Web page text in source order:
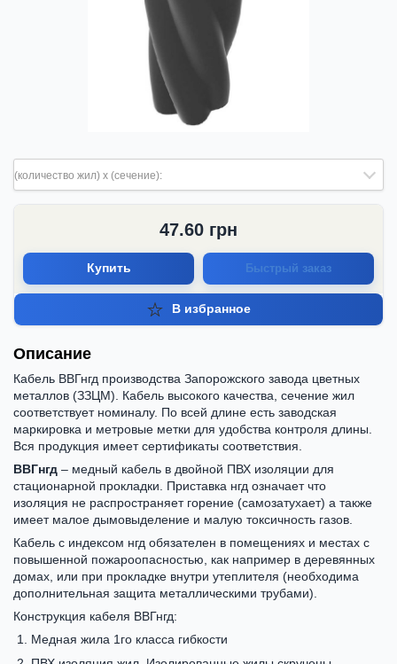
(количество жил) х (сечение):
47.60 грн
Купить Быстрый заказ
В избранное
Описание
Кабель ВВГнгд производства Запорожского завода цветных
металлов (ЗЗЦМ). Кабель высокого качества, сечение жил
соответствует номиналу. По всей длине есть заводская
маркировка и метровые метки для удобства контроля длины.
Вся продукция имеет сертификаты соответствия.
ВВГнгд – медный кабель в двойной ПВХ изоляции для
стационарной прокладки. Приставка нгд означает что
изоляция не распространяет горение (самозатухает) а также
имеет малое дымовыделение и малую токсичность газов.
Кабель с индексом нгд обязателен в помещениях и местах с
повышенной пожароопасностью, как например в деревянных
домах, или при прокладке внутри утеплителя (необходима
дополнительная защита металлическими трубами).
Конструкция кабеля ВВГнгд:
Медная жила 1го класса гибкости